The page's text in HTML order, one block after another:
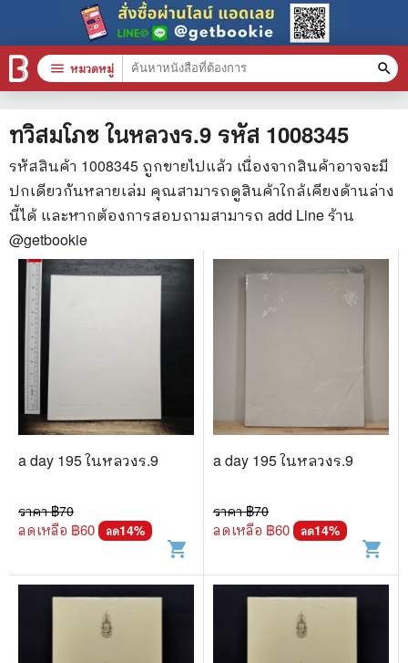
ทวิสมโภช ในหลวงร.9 รหัส 1008345
รหัสสินค้า 1008345 ถูกขายไปแล้ว เนื่องจากสินค้าอาจจะมี
ปกเดียวกันหลายเล่ม คุณสามารถดูสินค้าใกล้เคียงด้านล่าง
นี้ได้ และหากต้องการสอบถามสามารถ add Line ร้าน
@getbookie
a day 195 ในหลวงร.9
ราคา ฿70
ลดเหลือ ฿60 ลด14%
shopping_cart
a day 195 ในหลวงร.9
ราคา ฿70
ลดเหลือ ฿60 ลด14%
shopping_cart
menu หมวดหมู่ search
หมวดหมู่สินค้า
หนังสือทั้งหมด
stars สินค้าใช้เฉพาะแต้มเท่านั้น
📚 หนังสือทั่วไป
🦄 วรรณกรรม นิยาย เรื่องสั้น
🎓 การศึกษา
😼 หนังสือการ์ตูน
🐲 หนังสือเด็ก
🎲 Board Game